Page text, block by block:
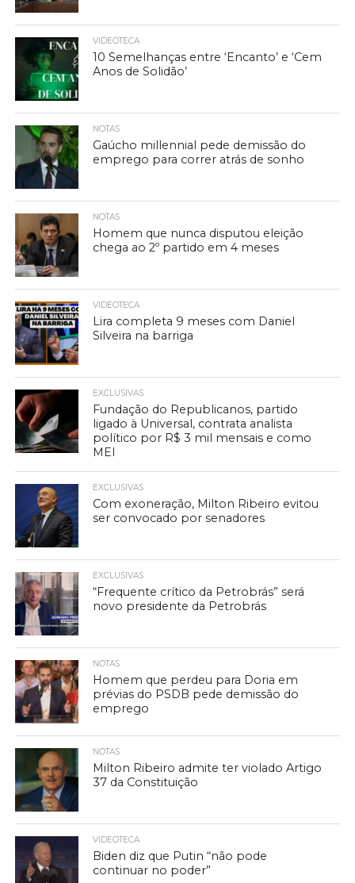
VIDEOTECA
10 Semelhanças entre ‘Encanto’ e ‘Cem
Anos de Solidão’
NOTAS
Gaúcho millennial pede demissão do
emprego para correr atrás de sonho
NOTAS
Homem que nunca disputou eleição
chega ao 2º partido em 4 meses
VIDEOTECA
Lira completa 9 meses com Daniel
Silveira na barriga
EXCLUSIVAS
Fundação do Republicanos, partido
ligado à Universal, contrata analista
político por R$ 3 mil mensais e como
MEI
EXCLUSIVAS
Com exoneração, Milton Ribeiro evitou
ser convocado por senadores
EXCLUSIVAS
“Frequente crítico da Petrobrás” será
novo presidente da Petrobrás
NOTAS
Homem que perdeu para Doria em
prévias do PSDB pede demissão do
emprego
NOTAS
Milton Ribeiro admite ter violado Artigo
37 da Constituição
VIDEOTECA
Biden diz que Putin “não pode
continuar no poder”